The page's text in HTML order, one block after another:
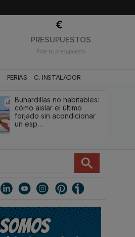
PRESUPUESTOS
Pide tu presupuesto
FERIAS C. INSTALADOR
Buhardillas no habitables:
cómo aislar el último
forjado sin acondicionar
un esp…